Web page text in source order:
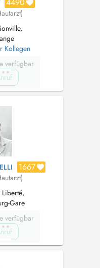
Kollegen
verfügbar
1667
Gare
verfügbar